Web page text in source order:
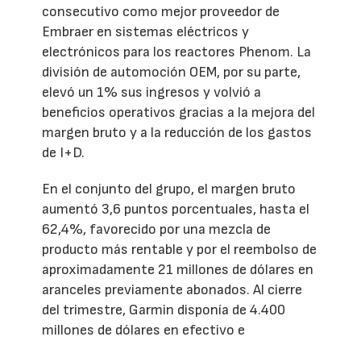
consecutivo como mejor proveedor de
Embraer en sistemas eléctricos y
electrónicos para los reactores Phenom. La
división de automoción OEM, por su parte,
elevó un 1% sus ingresos y volvió a
beneficios operativos gracias a la mejora del
margen bruto y a la reducción de los gastos
de I+D.
En el conjunto del grupo, el margen bruto
aumentó 3,6 puntos porcentuales, hasta el
62,4%, favorecido por una mezcla de
producto más rentable y por el reembolso de
aproximadamente 21 millones de dólares en
aranceles previamente abonados. Al cierre
del trimestre, Garmin disponía de 4.400
millones de dólares en efectivo e